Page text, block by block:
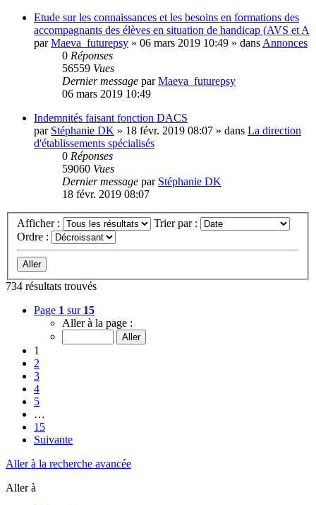
Etude sur les connaissances et les besoins en formations des
accompagnants des élèves en situation de handicap (AVS et A
parMaeva_futurepsy » 06 mars 2019 10:49 » dans Annonces
0 Réponses
56559 Vues
Dernier message parMaeva_futurepsy
06 mars 2019 10:49
Indemnités faisant fonction DACS
par Stéphanie DK » 18 févr. 2019 08:07 » dans La direction
d'établissements spécialisés
0 Réponses
59060 Vues
Dernier message par Stéphanie DK
18 févr. 2019 08:07
Afficher :
Trier par :
Ordre :
734 résultats trouvés
Page 1 sur 15
Aller à la page :
1
2
3
4
5
…
15
Suivante
Aller à la recherche avancée
Aller à